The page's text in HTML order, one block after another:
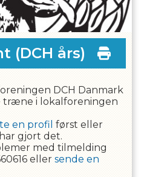
(DCH års)
DCH Danmark
træne i lokalforeningen
en profil først eller
gjort det.
med tilmelding
eller sende en